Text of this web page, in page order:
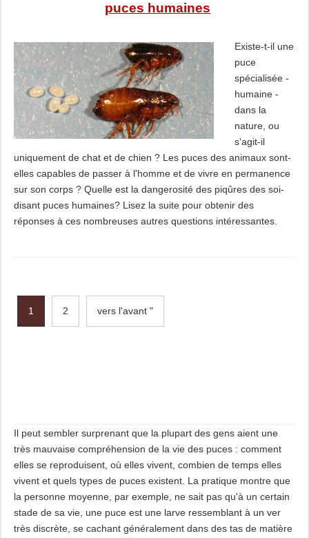
puces humaines
Existe-t-il une
puce
spécialisée -
humaine -
dans la
nature, ou
s'agit-il
uniquement de chat et de chien ? Les puces des animaux sont-
elles capables de passer à l'homme et de vivre en permanence
sur son corps ? Quelle est la dangerosité des piqûres des soi-
disant puces humaines? Lisez la suite pour obtenir des
réponses à ces nombreuses autres questions intéressantes.
1 2 vers l'avant "
Il peut sembler surprenant que la plupart des gens aient une
très mauvaise compréhension de la vie des puces : comment
elles se reproduisent, où elles vivent, combien de temps elles
vivent et quels types de puces existent. La pratique montre que
la personne moyenne, par exemple, ne sait pas qu'à un certain
stade de sa vie, une puce est une larve ressemblant à un ver
très discrète, se cachant généralement dans des tas de matière